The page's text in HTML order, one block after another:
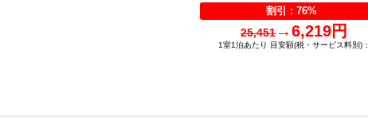
割引 : 76%
25,451→6,219円
1室1泊あたり 目安額(税・サービス料別)：